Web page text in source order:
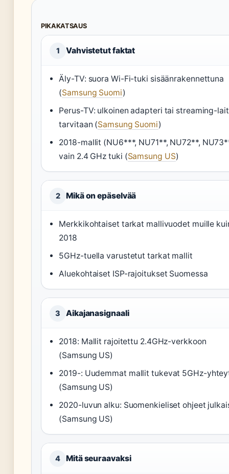
PIKAKATSAUS
1 Vahvistetut faktat
Äly-TV: suora Wi-Fi-tuki sisäänrakennettuna
(Samsung Suomi)
Perus-TV: ulkoinen adapteri tai streaming-
tarvitaan (Samsung Suomi)
2018-mallit (NU6***, NU71**, NU72**,
vain 2.4 GHz tuki (Samsung US)
2 Mikä on epäselvää
Merkkikohtaiset tarkat mallivuodet muille
2018
5GHz-tuella varustetut tarkat mallit
Aluekohtaiset ISP-rajoitukset Suomessa
3 Aikajanasignaali
2018: Mallit rajoitettu 2.4GHz-verkkoon
(Samsung US)
2019-: Uudemmat mallit tukevat 5GHz-
(Samsung US)
2020-luvun alku: Suomenkieliset ohjeet
(Samsung US)
4 Mitä seuraavaksi